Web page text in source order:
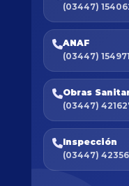
(03447)
ANAF
(03447)
Obras
(03447)
Inspección
(03447)